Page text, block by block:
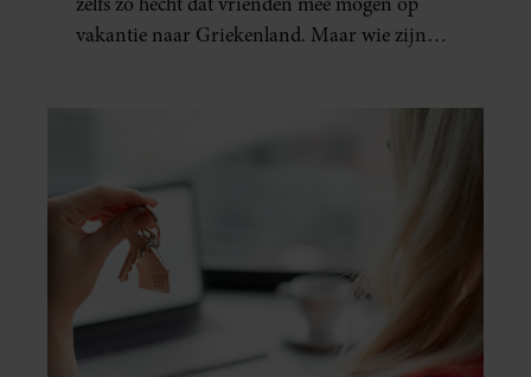
vakantie naar Griekenland. Maar wie zijn